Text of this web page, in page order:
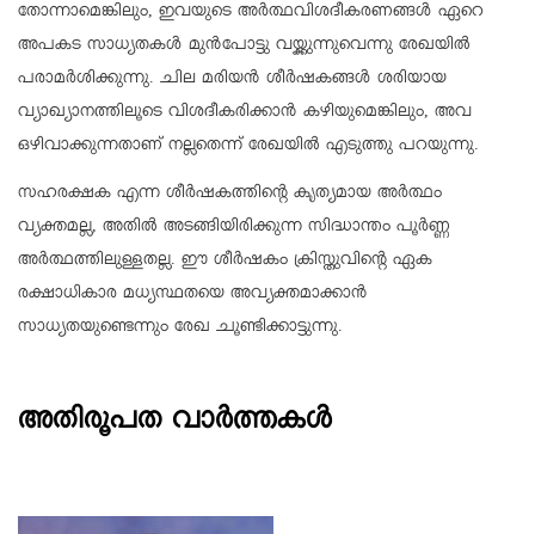
തോന്നാമെങ്കിലും, ഇവയുടെ അര്‍ത്ഥവിശദീകരണങ്ങള്‍ ഏറെ
അപകട സാധ്യതകള്‍ മുന്‍പോട്ടു വയ്ക്കുന്നുവെന്നു രേഖയില്‍
പരാമര്‍ശിക്കുന്നു. ചില മരിയന്‍ ശീര്‍ഷകങ്ങള്‍ ശരിയായ
വ്യാഖ്യാനത്തിലൂടെ വിശദീകരിക്കാന്‍ കഴിയുമെങ്കിലും, അവ
ഒഴിവാക്കുന്നതാണ് നല്ലതെന്ന് രേഖയില്‍ എടുത്തു പറയുന്നു.
സഹരക്ഷക എന്ന ശീര്‍ഷകത്തിന്റെ കൃത്യമായ അര്‍ത്ഥം
വ്യക്തമല്ല, അതില്‍ അടങ്ങിയിരിക്കുന്ന സിദ്ധാന്തം പൂര്‍ണ്ണ
അര്‍ത്ഥത്തിലുള്ളതല്ല. ഈ ശീര്‍ഷകം ക്രിസ്തുവിന്റെ ഏക
രക്ഷാധികാര മധ്യസ്ഥതയെ അവ്യക്തമാക്കാന്‍
സാധ്യതയുണ്ടെന്നും രേഖ ചൂണ്ടിക്കാട്ടുന്നു.
അതിരൂപത വാർത്തകൾ